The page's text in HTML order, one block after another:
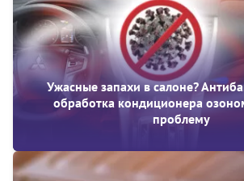
Ужасные запахи в салоне?
обработка кондиционера
проблему